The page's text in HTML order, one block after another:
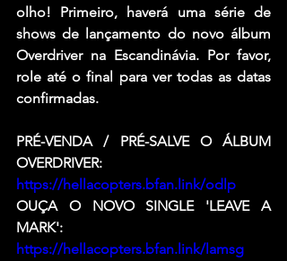
olho! Primeiro, haverá uma série de
shows de lançamento do novo álbum
Overdriver na Escandinávia. Por favor,
role até o final para ver todas as datas
confirmadas.
PRÉ-VENDA / PRÉ-SALVE O ÁLBUM
OVERDRIVER:
https://hellacopters.bfan.link/odlp
OUÇA O NOVO SINGLE 'LEAVE A
MARK':
https://hellacopters.bfan.link/lamsg